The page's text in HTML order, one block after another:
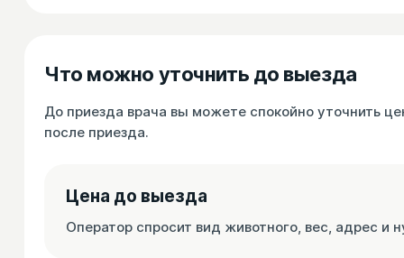
Что можно уточнить до выезда
До приезда врача вы можете спокойно уточнить
после приезда.
Цена до выезда
Оператор спросит вид животного, вес, адрес и